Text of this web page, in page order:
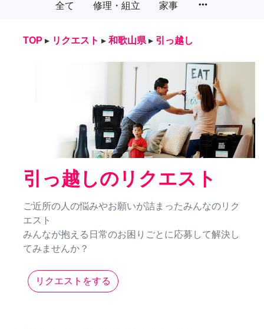
全て 修理・組立 家事 more_horiz
TOP ▸ リクエスト ▸ 和歌山県 ▸ 引っ越し
引っ越しのリクエスト
ご近所の人の悩みやお願いが詰まったみんなのリク
エスト
みんなが抱える日常のお困りごとに応募して解決し
てみませんか？
リクエストをする